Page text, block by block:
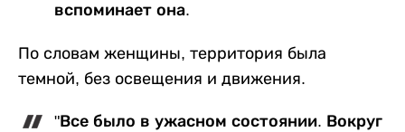
вспоминает она.
По словам женщины, территория была
темной, без освещения и движения.
"Все было в ужасном состоянии. Вокруг